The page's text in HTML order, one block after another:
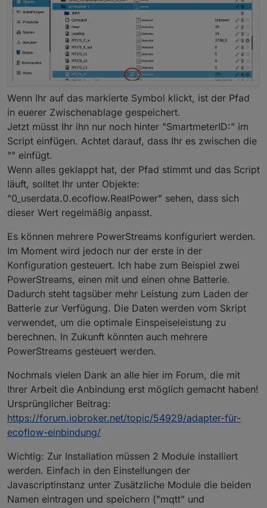
Wenn Ihr auf das markierte Symbol klickt, ist der Pfad
in euerer Zwischenablage gespeichert.
Jetzt müsst Ihr ihn nur noch hinter "SmartmeterID:" im
Script einfügen. Achtet darauf, dass Ihr es zwischen die
"" einfügt.
Wenn alles geklappt hat, der Pfad stimmt und das Script
läuft, solltet Ihr unter Objekte:
"0_userdata.0.ecoflow.RealPower" sehen, dass sich
dieser Wert regelmäßig anpasst.
Es können mehrere PowerStreams konfiguriert werden.
Im Moment wird jedoch nur der erste in der
Konfiguration gesteuert. Ich habe zum Beispiel zwei
PowerStreams, einen mit und einen ohne Batterie.
Dadurch steht tagsüber mehr Leistung zum Laden der
Batterie zur Verfügung. Die Daten werden vom Skript
verwendet, um die optimale Einspeiseleistung zu
berechnen. In Zukunft könnten auch mehrere
PowerStreams gesteuert werden.
Nochmals vielen Dank an alle hier im Forum, die mit
Ihrer Arbeit die Anbindung erst möglich gemacht haben!
Ursprünglicher Beitrag:
https://forum.iobroker.net/topic/54929/adapter-für-
ecoflow-einbindung/
Wichtig: Zur Installation müssen 2 Module installiert
werden. Einfach in den Einstellungen der
Javascriptinstanz unter Zusätzliche Module die beiden
Namen eintragen und speichern ("mqtt" und